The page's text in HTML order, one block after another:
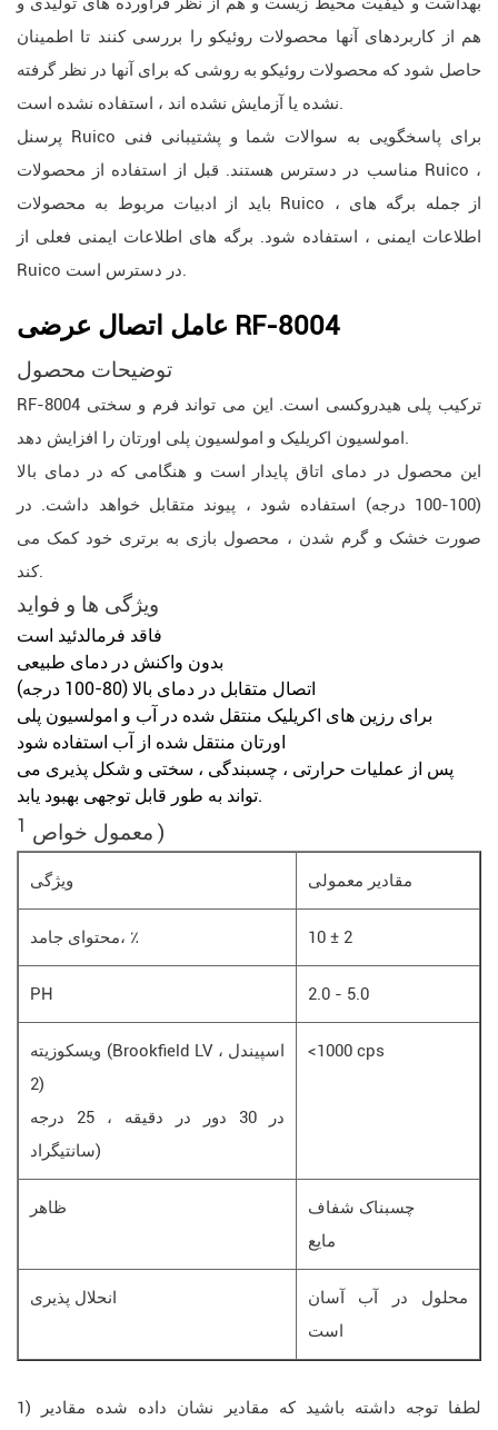
هم از کاربردهای آنها محصولات روئیکو را بررسی کنند تا اطمینان
حاصل شود که محصولات روئیکو به روشی که برای آنها در نظر گرفته
نشده یا آزمایش نشده اند ، استفاده نشده است.
پرسنل Ruico برای پاسخگویی به سوالات شما و پشتیبانی فنی
مناسب در دسترس هستند. قبل از استفاده از محصولات Ruico ،
باید از ادبیات مربوط به محصولات Ruico ، از جمله برگه های
اطلاعات ایمنی ، استفاده شود. برگه های اطلاعات ایمنی فعلی از
Ruico در دسترس است.
عامل اتصال عرضی RF-8004
توضیحات محصول
RF-8004 ترکیب پلی هیدروکسی است. این می تواند فرم و سختی
امولسیون اکریلیک و امولسیون پلی اورتان را افزایش دهد.
این محصول در دمای اتاق پایدار است و هنگامی که در دمای بالا
(100-100 درجه) استفاده شود ، پیوند متقابل خواهد داشت. در
صورت خشک و گرم شدن ، محصول بازی به برتری خود کمک می
کند.
ویژگی ها و فواید
فاقد فرمالدئید است
بدون واکنش در دمای طبیعی
اتصال متقابل در دمای بالا (80-100 درجه)
برای رزین های اکریلیک منتقل شده در آب و امولسیون پلی
اورتان منتقل شده از آب استفاده شود
پس از عملیات حرارتی ، چسبندگی ، سختی و شکل پذیری می
تواند به طور قابل توجهی بهبود یابد.
معمول خواص )
ویژگی مقادیر معمولی
محتوای جامد، ٪ 10 ± 2
PH 2.0 - 5.0
ویسکوزیته (Brookfield LV ، اسپیندل
2)
در 30 دور در دقیقه ، 25 درجه
سانتیگراد)
<1000 cps
ظاهر
چسبناک شفاف
مایع
انحلال پذیری
محلول در آب آسان
است
1) لطفا توجه داشته باشید که مقادیر نشان داده شده مقادیر